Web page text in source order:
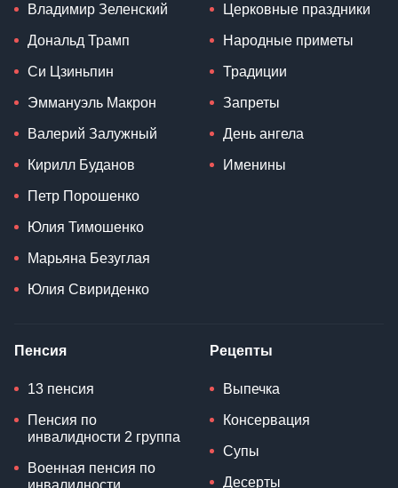
Владимир Зеленский
Дональд Трамп
Си Цзиньпин
Эммануэль Макрон
Валерий Залужный
Кирилл Буданов
Петр Порошенко
Юлия Тимошенко
Марьяна Безуглая
Юлия Свириденко
Церковные праздники
Народные приметы
Традиции
Запреты
День ангела
Именины
Пенсия
13 пенсия
Пенсия по
инвалидности 2 группа
Военная пенсия по
инвалидности
Рецепты
Выпечка
Консервация
Супы
Десерты